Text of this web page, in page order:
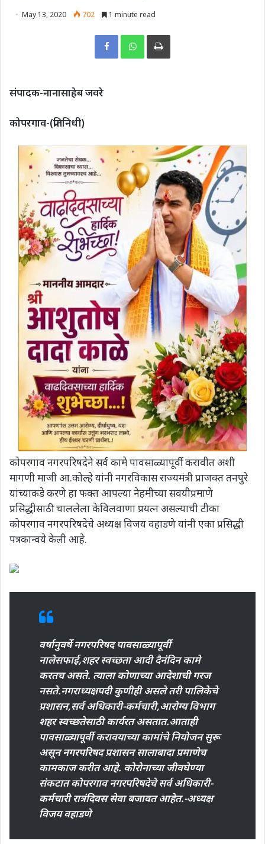
May 13, 2020 702 1 minute read
Print
संपादक-नानासाहेब जवरे
कोपरगाव-(प्रतिनिधी)
कोपरगाव नगरपरिषदेने सर्व कामे पावसाळ्यापूर्वी करावीत अशी
मागणी माजी आ.कोल्हे यांनी नगरविकास राज्यमंत्री प्राजक्त तनपुरे
यांच्याकडे करणे हा फक्त आपल्या नेहमीच्या सवयीप्रमाणे
प्रसिद्धीसाठी चाललेला केविलवाणा प्रयत्न असल्याची टीका
कोपरगाव नगरपरिषदेचे अध्यक्ष विजय वहाडणे यांनी एका प्रसिद्धी
पत्रकान्वये केली आहे.
वर्षानुवर्षे नगरपरिषद पावसाळ्यापूर्वी
नालेसफाई,शहर स्वच्छता आदी दैनंदिन कामे
करतच असते. त्याला कोणाच्या आदेशाची गरज
नसते.नगराध्यक्षपदी कुणीही असले तरी पालिकेचे
प्रशासन,सर्व अधिकारी-कर्मचारी,आरोग्य विभाग
शहर स्वच्छतेसाठी कार्यरत असतात.आताही
पावसाळ्यापूर्वी करावयाच्या कामांचे नियोजन सुरू
असून नगरपरिषद प्रशासन सालाबादा प्रमाणेच
कामकाज करीत आहे. कोरोनाच्या जीवघेण्या
संकटात कोपरगाव नगरपरिषदेचे सर्व अधिकारी-
कर्मचारी रात्रंदिवस सेवा बजावत आहेत.-अध्यक्ष
विजय वहाडणे